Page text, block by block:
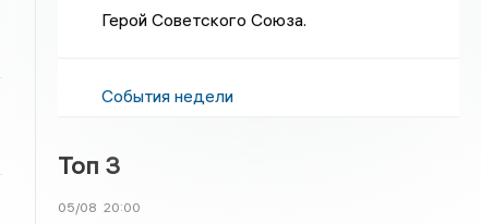
Герой Советского Союза.
События недели
Топ 3
05/08 20:00